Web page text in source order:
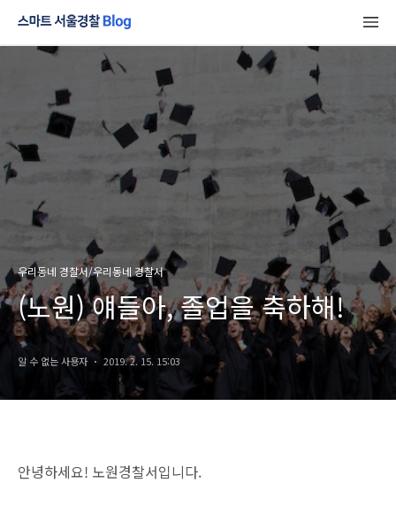
우리동네 경찰서/우리동네 경찰서
(노원) 얘들아, 졸업을 축하해!
알 수 없는 사용자 2019. 2. 15. 15:03
안녕하세요! 노원경찰서입니다.